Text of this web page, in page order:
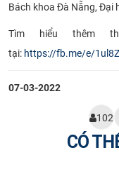
Bách khoa Đà Nẵng, Đại
Tìm hiểu thêm
tại: https://fb.me/e/
07-03-2022
102
CÓ